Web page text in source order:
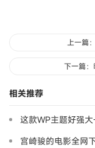
上一篇
下一篇
相关推荐
这款WP主题好强
宫崎骏的电影全网